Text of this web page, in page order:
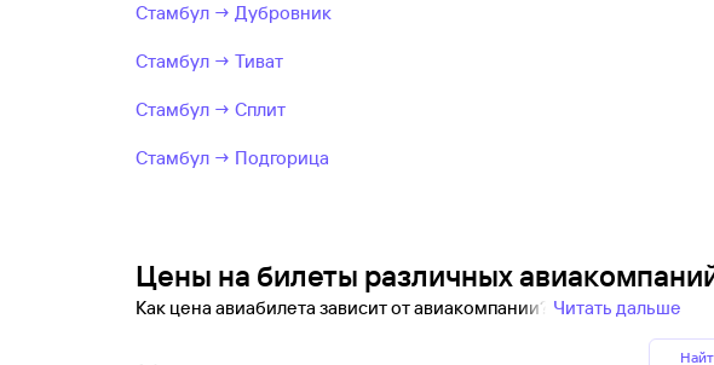
Стамбул → Дубровник
Стамбул → Тиват
Стамбул → Сплит
Стамбул → Подгорица
Цены на билеты различных
Как цена авиабилета зависит от авиакомпании? Читать дальше